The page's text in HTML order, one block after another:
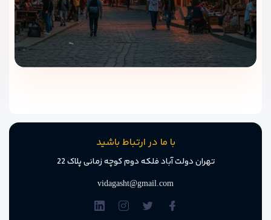
و مکانی عالی برای استراحت و صرف یک نوشیدنی گرم یا دسر
خوش‌مزه است. فضای گرم و دل‌نشین، سرو قهوه ترک، نسکافه،
چای، شیرینی، شکلات داغ و نوشیدنی‌های خنک باعث شده بسیاری
از مهمانان، اوقات عصر خود را در این قسمت سپری کنند.
چرا هتل رومی باتومی را انتخاب
قیمت مقرون‌به‌صرفه نسبت به موقعیت و امکانات
دسترسی آسان به ساحل و مراکز گردشگری
با ما در ارتباط باشید
تهران دولت آباد فلکه دوم کوچه زمانی پلاک 22
vidagasht@gmail.com